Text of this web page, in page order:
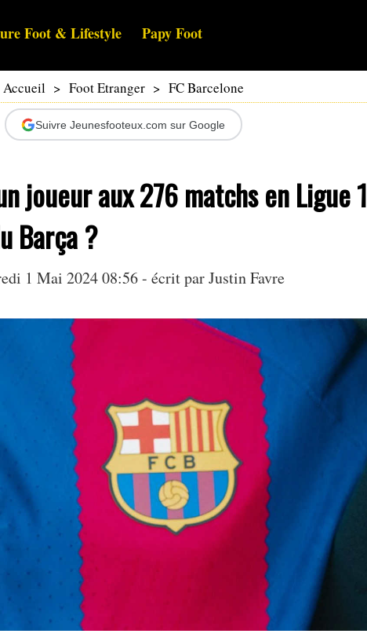
Foot & Lifestyle Papy Foot
Accueil > Foot Etranger > FC Barcelone
Suivre Jeunesfooteux.com sur Google
joueur aux 276 matchs en Ligue 1
Barça ?
1 Mai 2024 08:56 - écrit parJustin Favre